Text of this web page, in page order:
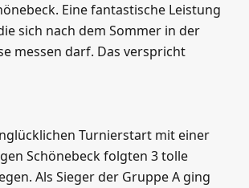
Eine fantastische Leistung
sich nach dem Sommer in der
messen darf. Das verspricht
Turnierstart mit einer
Schönebeck folgten 3 tolle
Als Sieger der Gruppe A ging